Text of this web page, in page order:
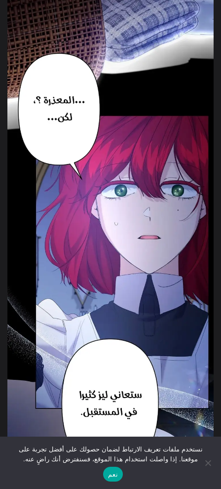
نستخدم ملفات تعريف الارتباط لضمان حصولك على أفضل تجربة على
موقعنا. إذا واصلت استخدام هذا الموقع، فسنفترض أنك راضٍ عنه.
نعم